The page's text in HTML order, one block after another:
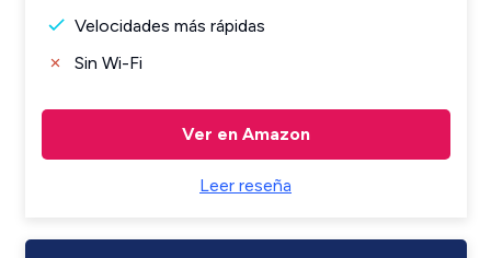
Velocidades más rápidas
Sin Wi-Fi
Ver en Amazon
Leer reseña